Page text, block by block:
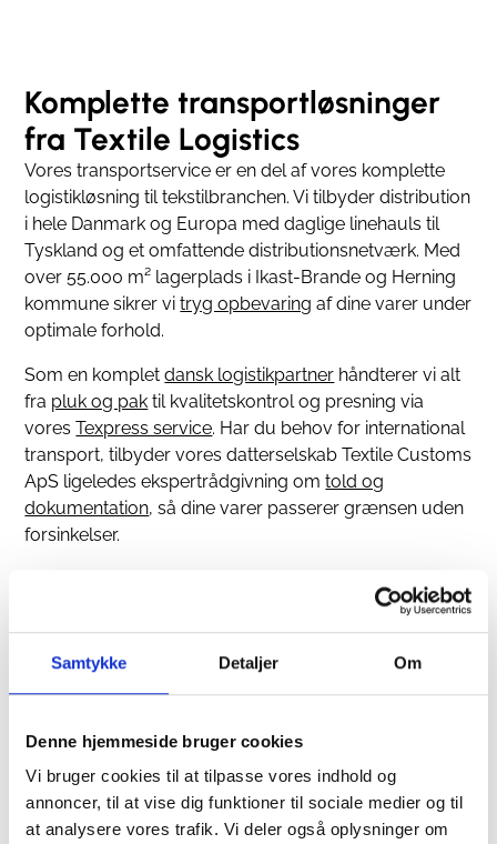
Samtykke Detaljer Om
Denne hjemmeside bruger cookies
Vi bruger cookies til at tilpasse vores indhold og
annoncer, til at vise dig funktioner til sociale medier og til
at analysere vores trafik. Vi deler også oplysninger om
Komplette transportløsninger
fra Textile Logistics
Vores transportservice er en del af vores komplette
logistikløsning til tekstilbranchen. Vi tilbyder distribution
i hele Danmark og Europa med daglige linehauls til
Tyskland og et omfattende distributionsnetværk. Med
over 55.000 m² lagerplads i Ikast-Brande og Herning
kommune sikrer vitryg opbevaring af dine varer under
optimale forhold.
Som en kompletdansk logistikpartner håndterer vi alt
fra pluk og pak til kvalitetskontrol og presning via
voresTexpress service. Har du behov for international
transport, tilbyder vores datterselskab Textile Customs
ApS ligeledes ekspertrådgivning omtold og
dokumentation, så dine varer passerer grænsen uden
forsinkelser.
lagerchef for modebrands. Indsigten herfra har netop
været grundlaget for at skabe en virksomhed, der
virkelig forstår tekstilbranchens udfordringer og har